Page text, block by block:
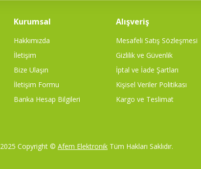
Kurumsal
Hakkımızda
İletişim
Bize Ulaşın
İletişim Formu
Banka Hesap Bilgileri
Alışveriş
Mesafeli Satış Sözleşmesi
Gizlilik ve Güvenlik
İptal ve İade Şartları
Kişisel Veriler Politikası
Kargo ve Teslimat
2025 Copyright © Afem Elektronik Tüm Hakları Saklıdır.